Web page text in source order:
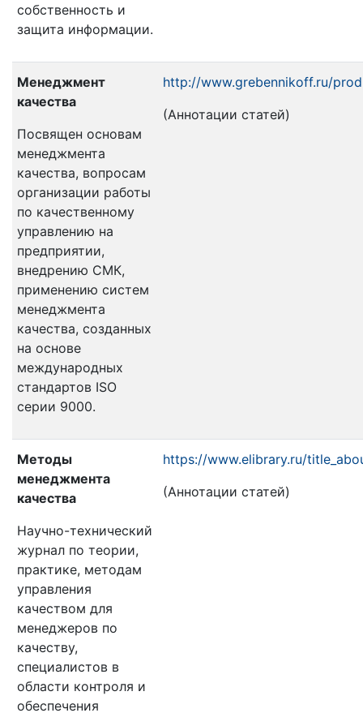
собственность и
защита информации.
Менеджмент
качества
Посвящен основам
менеджмента
качества, вопросам
организации работы
по качественному
управлению на
предприятии,
внедрению СМК,
применению систем
менеджмента
качества, созданных
на основе
международных
стандартов ISO
серии 9000.
http://www.grebennikoff.ru/
(Аннотации статей)
Методы
менеджмента
качества
Научно-технический
журнал по теории,
практике, методам
управления
качеством для
менеджеров по
качеству,
специалистов в
области контроля и
обеспечения
https://www.elibrary.ru/
(Аннотации статей)